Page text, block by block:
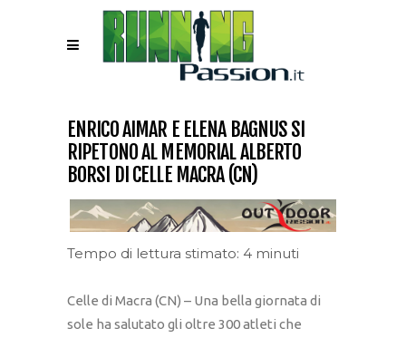
ENRICO AIMAR E ELENA BAGNUS SI
RIPETONO AL MEMORIAL ALBERTO
BORSI DI CELLE MACRA (CN)
Tempo di lettura stimato: 4 minuti
Celle di Macra (CN) – Una bella giornata di
sole ha salutato gli oltre 300 atleti che